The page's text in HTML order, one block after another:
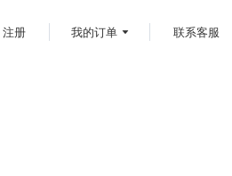
注册 我的订单 联系客服